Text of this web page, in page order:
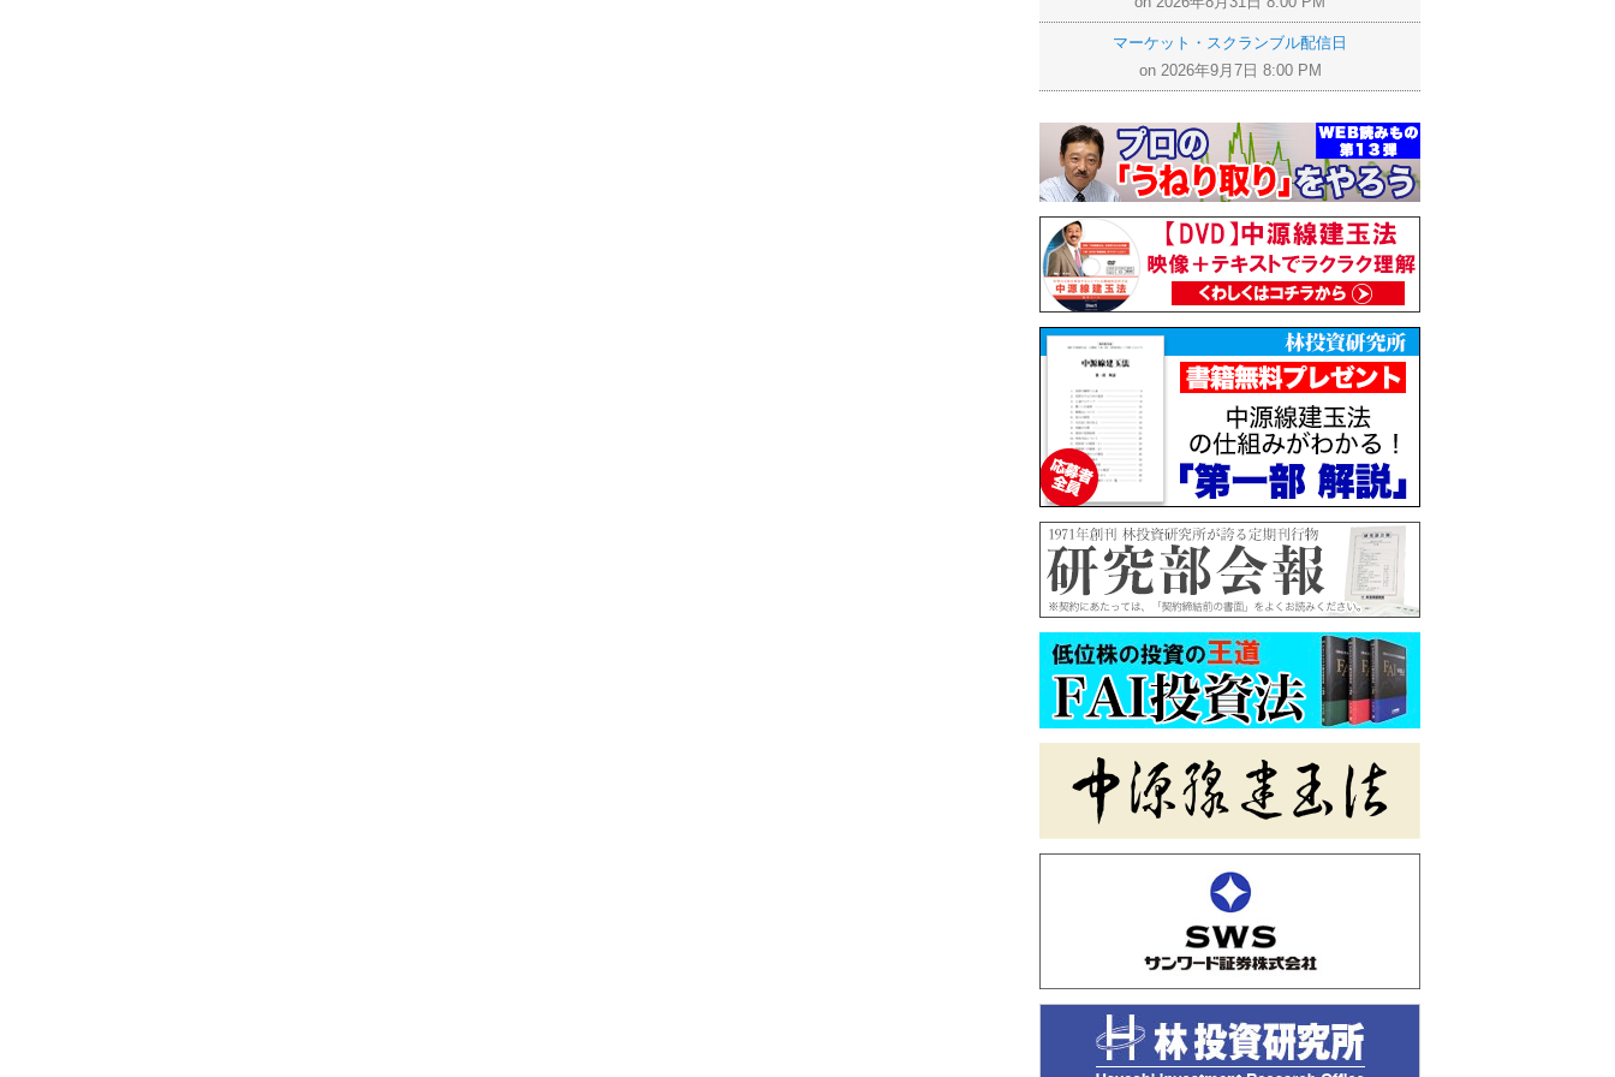
マーケット・スクランブル配信日
on 2026年9月7日 8:00 PM